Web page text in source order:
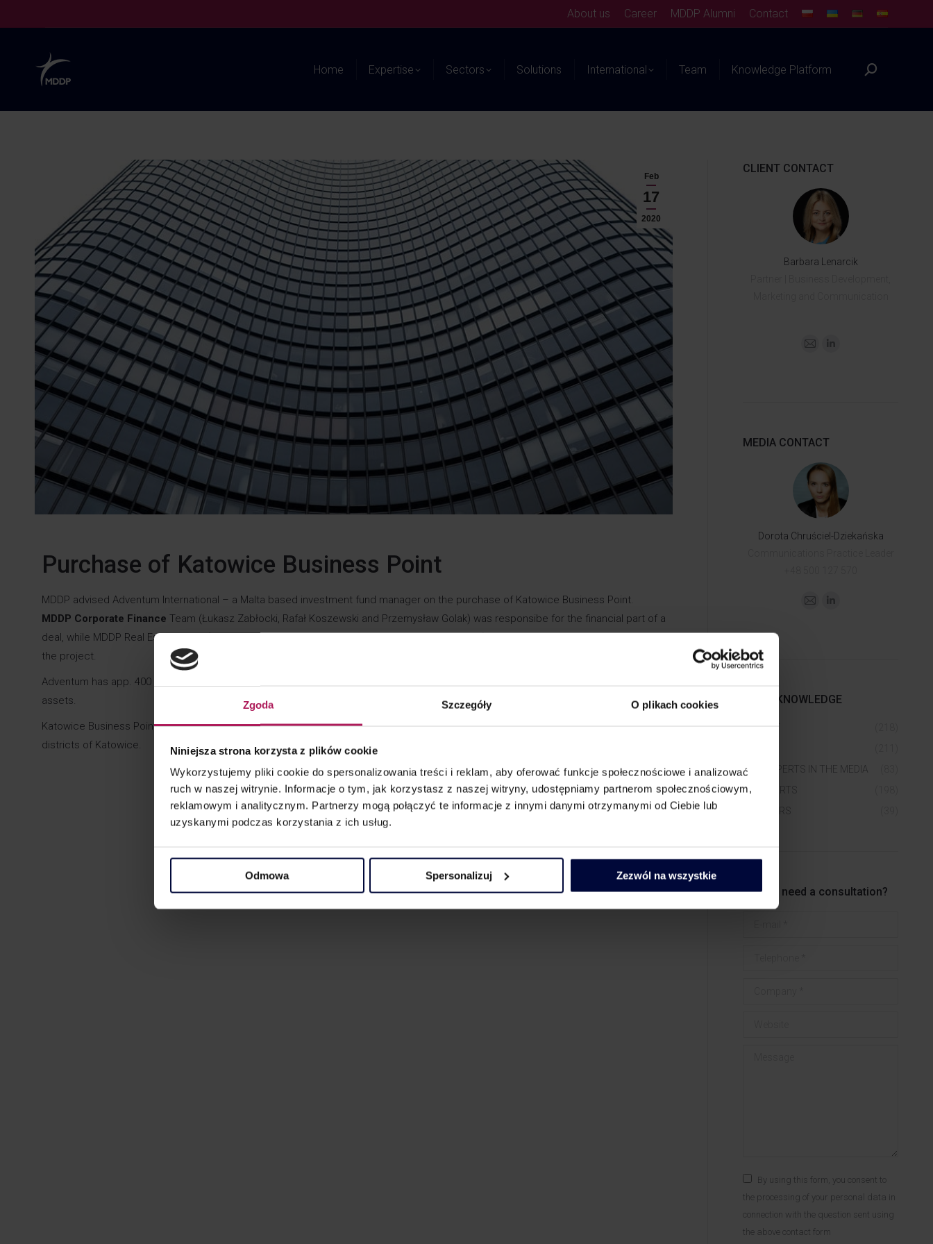
Zgoda Szczegóły O plikach cookies
Niniejsza strona korzysta z plików cookie
Wykorzystujemy pliki cookie do spersonalizowania treści i reklam, aby oferować funkcje społecznościowe i analizować
ruch w naszej witrynie. Informacje o tym, jak korzystasz z naszej witryny, udostępniamy partnerom społecznościowym,
reklamowym i analitycznym. Partnerzy mogą połączyć te informacje z innymi danymi otrzymanymi od Ciebie lub
uzyskanymi podczas korzystania z ich usług.
Odmowa Spersonalizuj Zezwól na wszystkie
About us Career MDDP Alumni Contact
Home Expertise Sectors Solutions International Team Knowledge Platform
Feb
17
2020
Purchase of Katowice Business Point
MDDP advised Adventum International – a Malta based investment fund manager on the purchase of Katowice Business Point.
MDDP Corporate Finance Team (Łukasz Zabłocki, Rafał Koszewski and Przemysław Golak) was responsibe for the financial part of a
deal, while MDDP Real Estate team (Justyna Bauta-Szostak Piotr Paśkoand Sebastian Serowik) was responsible for the tax part of
the project.
Adventum has app. 400 million EUR of assets under management, invested in commercial real estate with focus on retail and office
assets.
Katowice Business Point is an exclusive office building with a usable area of over 17,000 sq m, located in one of the most prestigious
districts of Katowice.
CLIENT CONTACT
Barbara Lenarcik
MEDIA CONTACT
Dorota Chruściel-Dziekańska
MORE KNOWLEDGE
INSIGHT
OUR EXPERTS IN THE MEDIA
TAX ALERTS
WEBINARS
Do you need a consultation?
By using this form, you consent to
the processing of your personal data in
connection with the question sent using
the above contact form